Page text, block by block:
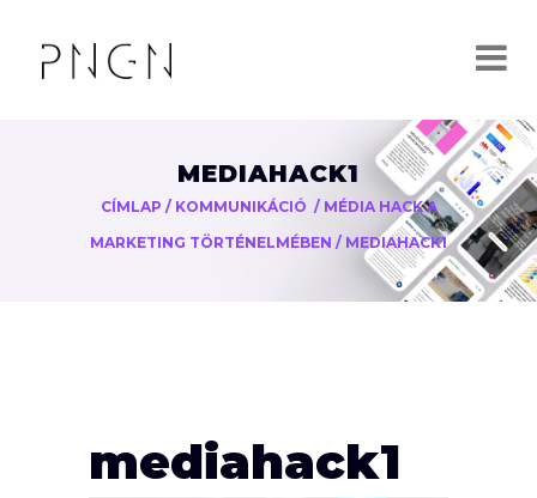
MEDIAHACK1
CÍMLAP / KOMMUNIKÁCIÓ / MÉDIA HACK A
MARKETING TÖRTÉNELMÉBEN / MEDIAHACK1
mediahack1